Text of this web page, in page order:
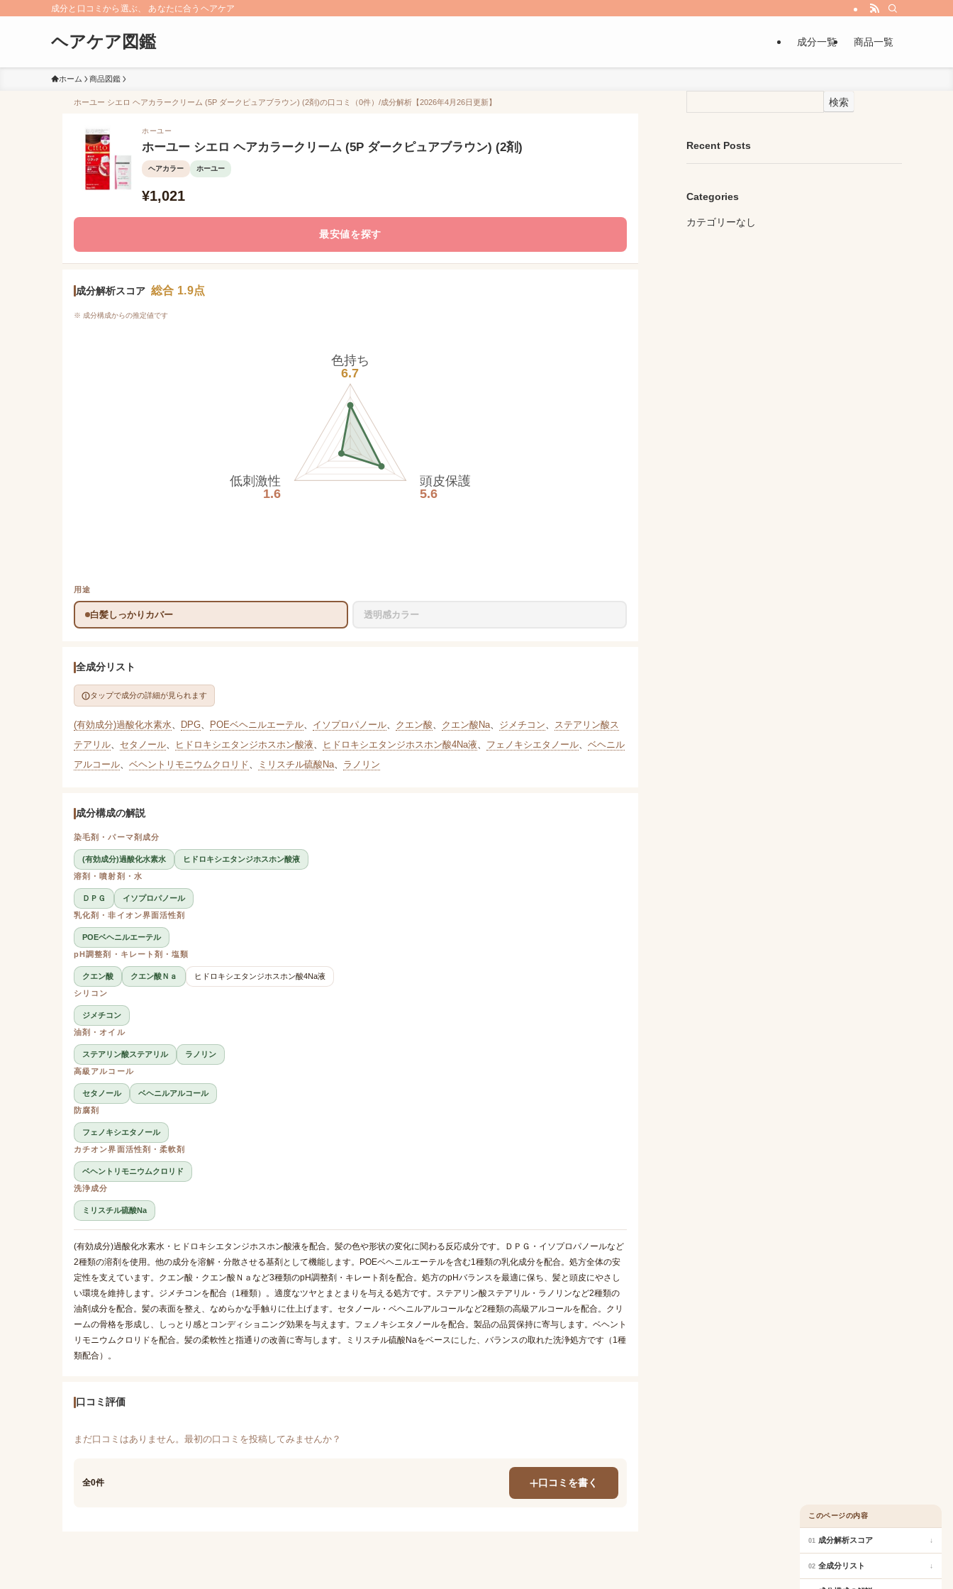
成分と口コミから選ぶ、 あなたに合うヘアケア
ヘアケア図鑑 成分一覧 商品一覧
ホーム 商品図鑑
ホーユー シエロ ヘアカラークリーム (5P ダークピュアブラウン) (2剤)の口コミ（0件）/成分解析【2026年4月26日更新】
ホーユー
ホーユー シエロ ヘアカラークリーム (5P ダークピュアブラウン) (2剤)
ヘアカラー ホーユー
¥1,021
最安値を探す
成分解析スコア 総合 1.9点
※ 成分構成からの推定値です
色持ち
6.7
頭皮保護
5.6
低刺激性
1.6
用途
白髪しっかりカバー 透明感カラー
全成分リスト
タップで成分の詳細が見られます
(有効成分)過酸化水素水、 DPG、 POEベヘニルエーテル、 イソプロパノール、 クエン酸、 クエン酸Na、 ジメチコン、 ステアリン酸ス
テアリル、 セタノール、 ヒドロキシエタンジホスホン酸液、 ヒドロキシエタンジホスホン酸4Na液、 フェノキシエタノール、 ベヘニル
アルコール、 ベヘントリモニウムクロリド、 ミリスチル硫酸Na、 ラノリン
成分構成の解説
染毛剤・パーマ剤成分
(有効成分)過酸化水素水
ヒドロキシエタンジホスホン酸液
溶剤・噴射剤・水
ＤＰＧ
イソプロパノール
乳化剤・非イオン界面活性剤
POEベヘニルエーテル
pH調整剤・キレート剤・塩類
クエン酸 クエン酸Ｎａ
ヒドロキシエタンジホスホン酸4Na液
シリコン
ジメチコン
油剤・オイル
ステアリン酸ステアリル
ラノリン
高級アルコール
セタノール
ベヘニルアルコール
防腐剤
フェノキシエタノール
カチオン界面活性剤・柔軟剤
ベヘントリモニウムクロリド
洗浄成分
ミリスチル硫酸Na
(有効成分)過酸化水素水・ヒドロキシエタンジホスホン酸液を配合。髪の色や形状の変化に関わる反応成分です。ＤＰＧ・イソプロパノールなど
2種類の溶剤を使用。他の成分を溶解・分散させる基剤として機能します。POEベヘニルエーテルを含む1種類の乳化成分を配合。処方全体の安
定性を支えています。クエン酸・クエン酸Ｎａなど3種類のpH調整剤・キレート剤を配合。処方のpHバランスを最適に保ち、髪と頭皮にやさし
い環境を維持します。ジメチコンを配合（1種類）。適度なツヤとまとまりを与える処方です。ステアリン酸ステアリル・ラノリンなど2種類の
油剤成分を配合。髪の表面を整え、なめらかな手触りに仕上げます。セタノール・ベヘニルアルコールなど2種類の高級アルコールを配合。クリ
ームの骨格を形成し、しっとり感とコンディショニング効果を与えます。フェノキシエタノールを配合。製品の品質保持に寄与します。ベヘント
リモニウムクロリドを配合。髪の柔軟性と指通りの改善に寄与します。ミリスチル硫酸Naをベースにした、バランスの取れた洗浄処方です（1種
類配合）。
口コミ評価
まだ口コミはありません。最初の口コミを投稿してみませんか？
全0件 口コミを書く
検索
Recent Posts
Categories
カテゴリーなし
このページの内容
01 成分解析スコア ↓
02 全成分リスト ↓